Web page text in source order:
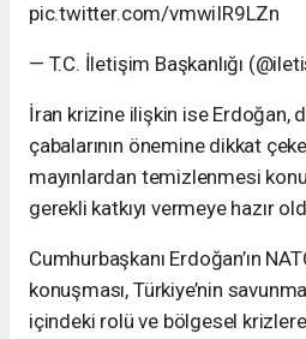
pic.twitter.com/vmwiIR9LZn
— T.C. İletişim Başkanlığı
İran krizine ilişkin ise Erdoğan,
çabalarının önemine dikkat
mayınlardan temizlenmesi
gerekli katkıyı vermeye hazır
Cumhurbaşkanı Erdoğan’ın
konuşması, Türkiye’nin
içindeki rolü ve bölgesel krizlere